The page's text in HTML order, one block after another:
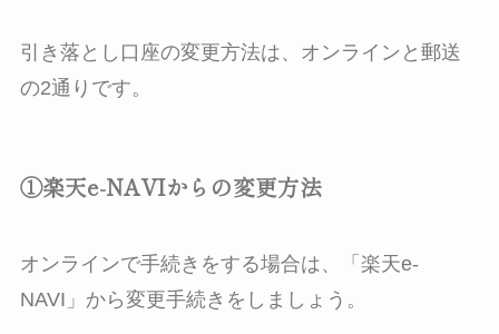
引き落とし口座の変更方法は、オンラインと郵送
の2通りです。
①楽天e-NAVIからの変更方法
オンラインで手続きをする場合は、「楽天e-
NAVI」から変更手続きをしましょう。